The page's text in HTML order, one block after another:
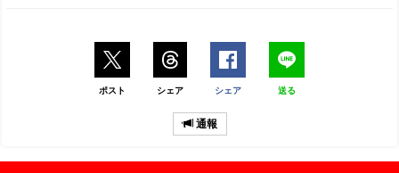
ポスト シェア シェア 送る
通報